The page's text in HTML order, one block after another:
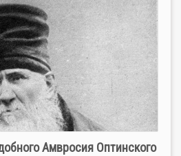
Амвросия Оптинского